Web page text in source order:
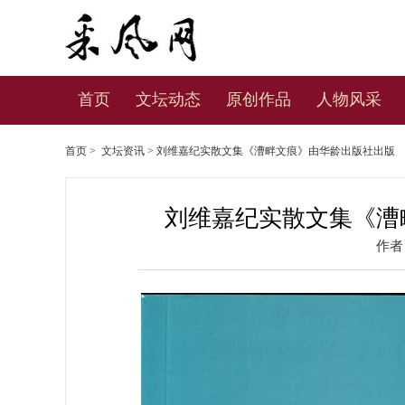
首页 文坛动态 原创作品 人物风采
首页 > 文坛资讯 > 刘维嘉纪实散文集《漕畔文痕》由华龄出版社出版
刘维嘉纪实散文集《
作